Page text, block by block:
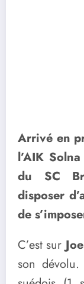
Arrivé en
l’AIK
du SC
disposer
de
C’est sur
son